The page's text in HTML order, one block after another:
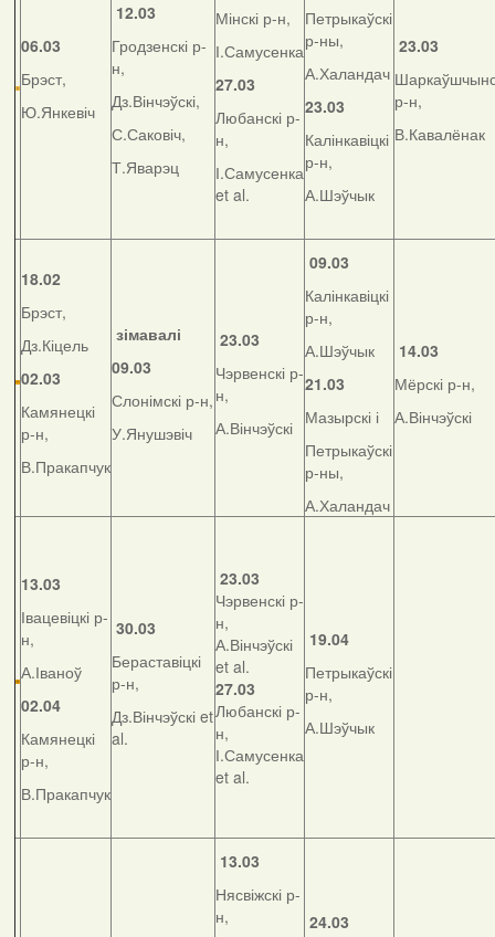
06.03
Брэст,
Ю.Янкевіч
12.03
Гродзенскі р-
н,
Дз.Вінчэўскі,
С.Саковіч,
Т.Яварэц
Мінскі р-н,
І.Самусенка
27.03
Любанскі р-
н,
І.Самусенка
et al.
Петрыкаўскі
р-ны,
А.Халандач
23.03
Калінкавіцкі
р-н,
А.Шэўчык
23.03
р-н,
В.Кавалёнак
18.02
Брэст,
Дз.Кіцель
02.03
Камянецкі
р-н,
В.Пракапчук
зімавалі
09.03
Слонімскі р-н,
У.Янушэвіч
23.03
Чэрвенскі р-
н,
А.Вінчэўскі
09.03
Калінкавіцкі
р-н,
А.Шэўчык
21.03
Мазырскі і
Петрыкаўскі
р-ны,
А.Халандач
14.03
Мёрскі р-н,
А.Вінчэўскі
13.03
Івацевіцкі р-
н,
А.Іваноў
02.04
Камянецкі
р-н,
В.Пракапчук
30.03
Бераставіцкі
р-н,
Дз.Вінчэўскі et
al.
23.03
Чэрвенскі р-
н,
А.Вінчэўскі
et al.
27.03
Любанскі р-
н,
І.Самусенка
et al.
19.04
Петрыкаўскі
р-н,
А.Шэўчык
13.03
Нясвіжскі р-
н,
24.03